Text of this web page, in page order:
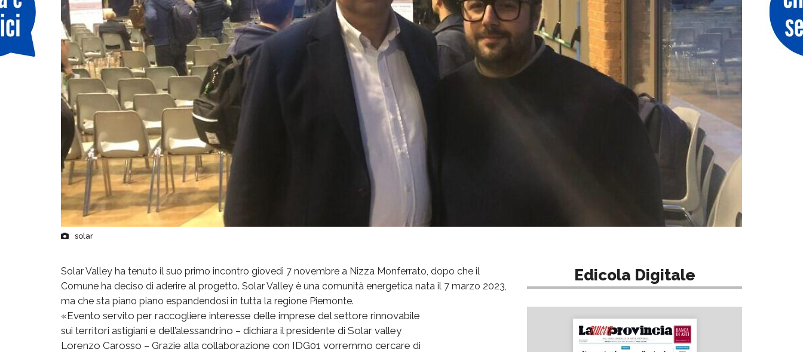
solar
Solar Valley ha tenuto il suo primo incontro giovedì 7 novembre a Nizza Monferrato, dopo che il
Comune ha deciso di aderire al progetto. Solar Valley è una comunità energetica nata il 7 marzo 2023,
ma che sta piano piano espandendosi in tutta la regione Piemonte.
«Evento servito per raccogliere interesse delle imprese del settore rinnovabile
sui territori astigiani e dell’alessandrino – dichiara il presidente di Solar valley
Lorenzo Carosso – Grazie alla collaborazione con IDG01 vorremmo cercare di
Edicola Digitale